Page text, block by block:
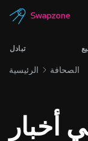
تبادل
الرئيسية الصحافة
أخبار